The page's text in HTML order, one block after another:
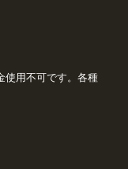
使用不可です。各種